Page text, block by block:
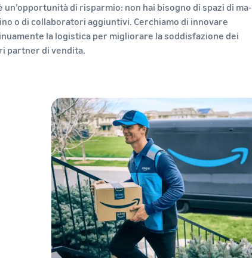
un’opportunità di risparmio: non hai bisogno di spazi di ma-
o di collaboratori aggiuntivi. Cerchiamo di innovare
la logistica per migliorare la soddisfazione dei
partner di vendita.